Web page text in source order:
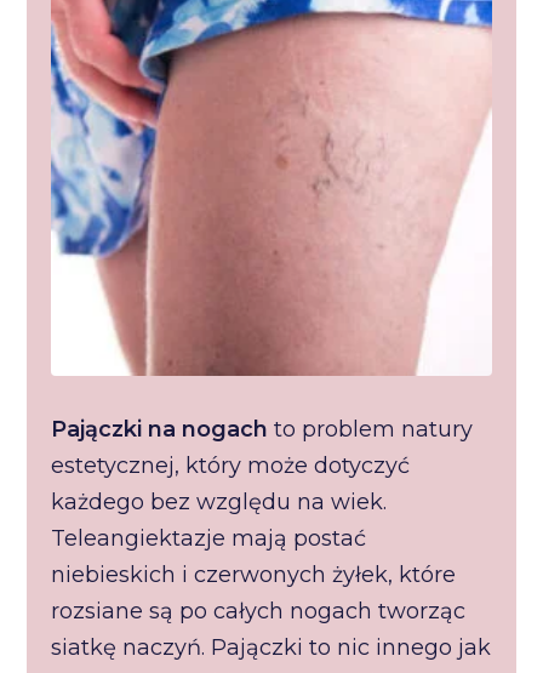
Pajączki na nogach to problem natury
estetycznej, który może dotyczyć
każdego bez względu na wiek.
Teleangiektazje mają postać
niebieskich i czerwonych żyłek, które
rozsiane są po całych nogach tworząc
siatkę naczyń. Pajączki to nic innego jak